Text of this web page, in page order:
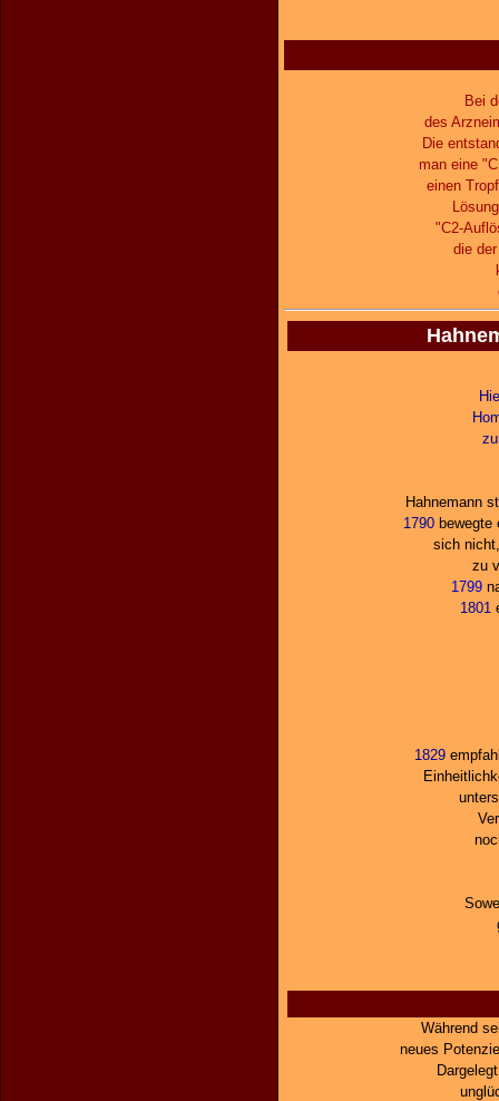
Bei
des
Die
man eine
einen
"C2-
die
Hahnemann
1790
sich
zu
1799
1801
1829
Während
neues